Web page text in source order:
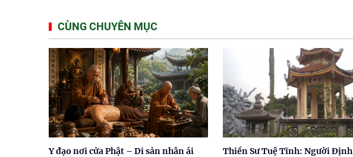
CÙNG CHUYÊN MỤC
Y đạo nơi cửa Phật – Di sản nhân ái
Thiền Sư Tuệ Tĩnh: Người Định